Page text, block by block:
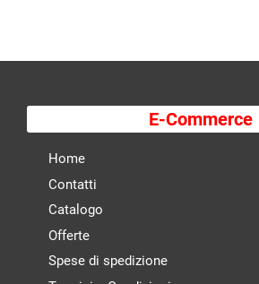
E-Commerce
Home
Contatti
Catalogo
Offerte
Spese di spedizione